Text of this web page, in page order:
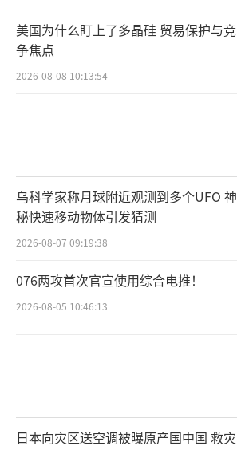
美国为什么盯上了多晶硅 贸易保护与竞
争焦点
2026-08-08 10:13:54
乌科学家称月球附近观测到多个UFO 神
秘快速移动物体引发猜测
2026-08-07 09:19:38
076两攻首次官宣使用综合电推！
2026-08-05 10:46:13
日本向灾区送空调被曝原产国中国 救灾